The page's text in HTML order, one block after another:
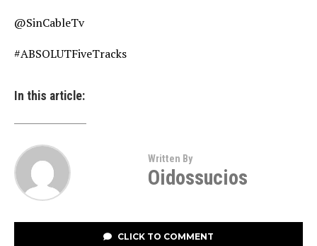
@SinCableTv
#ABSOLUTFiveTracks
In this article:
Written By
Oidossucios
CLICK TO COMMENT